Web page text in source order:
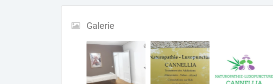
Galerie